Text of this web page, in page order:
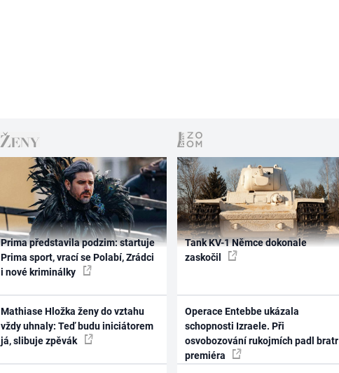
Prima představila podzim: startuje
Prima sport, vrací se Polabí, Zrádci
i nové kriminálky
Mathiase Hložka ženy do vztahu
vždy uhnaly: Teď budu iniciátorem
já, slibuje zpěvák
Tank KV-1 Němce dokonale
zaskočil
Operace Entebbe ukázala
schopnosti Izraele. Při
osvobozování rukojmích padl bratr
premiéra